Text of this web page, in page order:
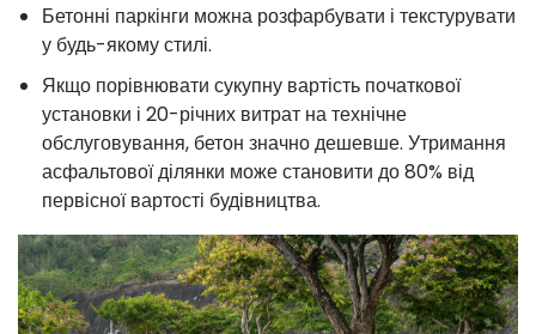
Бетонні паркінги можна розфарбувати і текстурувати
у будь-якому стилі.
Якщо порівнювати сукупну вартість початкової
установки і 20-річних витрат на технічне
обслуговування, бетон значно дешевше. Утримання
асфальтової ділянки може становити до 80% від
первісної вартості будівництва.